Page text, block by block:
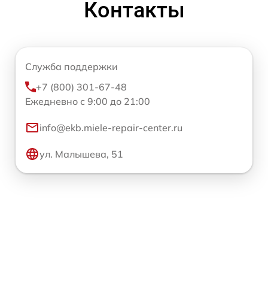
Контакты
Служба поддержки
+7 (800) 301-67-48
Ежедневно с 9:00 до 21:00
info@ekb.miele-repair-center.ru
ул. Малышева, 51